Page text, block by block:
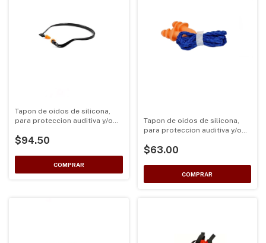
Tapon de oidos de silicona,
para proteccion auditiva y/o
color Negro
$94.50
Tapon de oidos de silicona,
para proteccion auditiva y/o
$63.00